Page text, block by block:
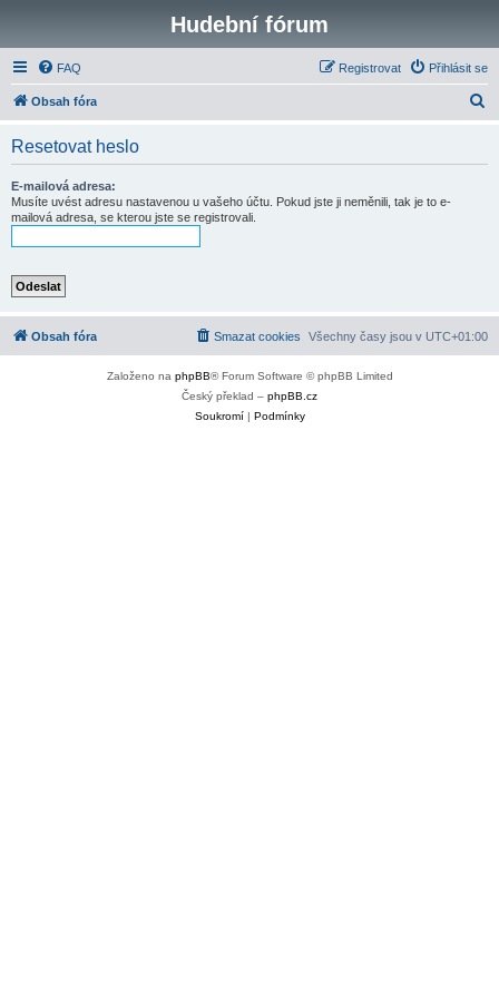
Hudební fórum
FAQ Přihlásit se
Registrovat
Obsah fóra
Resetovat heslo
E-mailová adresa:
Musíte uvést adresu nastavenou u vašeho účtu. Pokud jste ji neměnili, tak je to e-
mailová adresa, se kterou jste se registrovali.
Obsah fóra Všechny časy jsou v UTC+01:00
Smazat cookies
Založeno na phpBB® Forum Software © phpBB Limited
Český překlad – phpBB.cz
Soukromí| Podmínky